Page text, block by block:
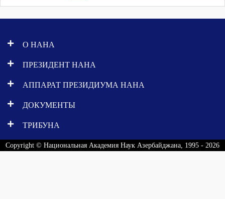
О НАНА
ПРЕЗИДЕНТ НАНА
АППАРАТ ПРЕЗИДИУМА НАНА
ДОКУМЕНТЫ
ТРИБУНА
Copyright © Национальная Академия Наук Азербайджана, 1995 - 2026